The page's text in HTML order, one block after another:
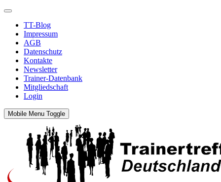
TT-Blog
Impressum
AGB
Datenschutz
Kontakte
Newsletter
Trainer-Datenbank
Mitgliedschaft
Login
Mobile Menu Toggle